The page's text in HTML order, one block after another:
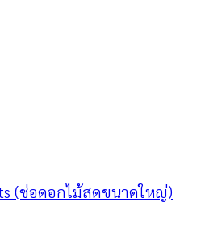
(ช่อดอกไม้สดขนาดใหญ่)